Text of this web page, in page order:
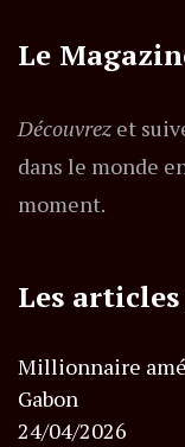
Le
Découvrez et
dans le monde
moment.
Les
Millionnaire
Gabon
24/04/2026